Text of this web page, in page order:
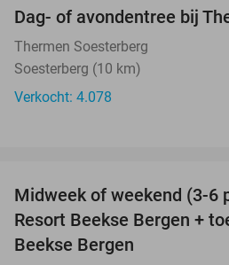
Dag- of avondentree bij
Thermen Soesterberg
Soesterberg (10 km)
Verkocht: 4.078
Midweek of weekend (3-6
Resort Beekse Bergen +
Beekse Bergen